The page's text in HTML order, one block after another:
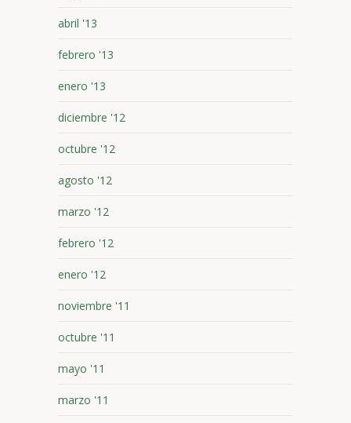
abril '13
febrero '13
enero '13
diciembre '12
octubre '12
agosto '12
marzo '12
febrero '12
enero '12
noviembre '11
octubre '11
mayo '11
marzo '11